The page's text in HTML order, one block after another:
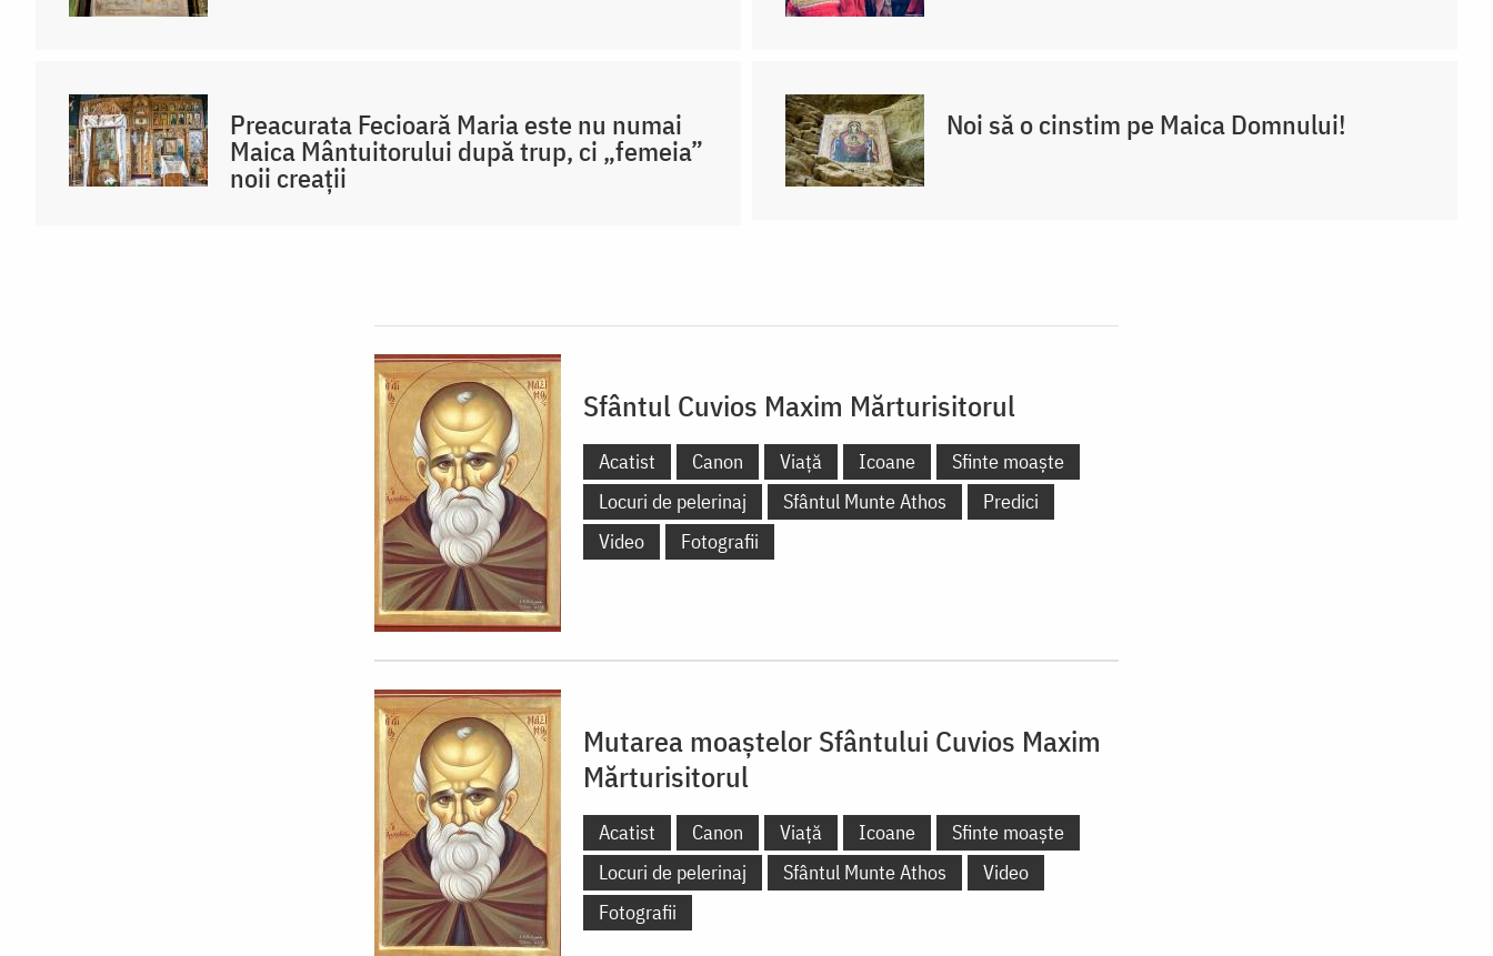
Preacurata Fecioară Maria este nu numai
Maica Mântuitorului după trup, ci „femeia”
noii creații
Noi să o cinstim pe Maica Domnului!
Sfântul Cuvios Maxim Mărturisitorul
Acatist Canon Viață Icoane
Sfinte moaște
Locuri de pelerinaj
Sfântul Munte Athos
Predici
Video
Fotografii
Mutarea moaștelor Sfântului Cuvios Maxim
Mărturisitorul
Acatist Canon Viață Icoane
Sfinte moaște
Locuri de pelerinaj
Sfântul Munte Athos
Video
Fotografii